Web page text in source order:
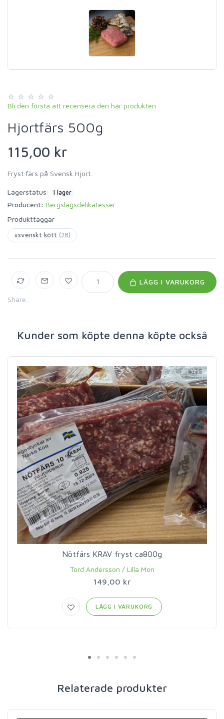
Bli den första att recensera den här produkten
Hjortfärs 500g
115,00 kr
Fryst färs på Svensk Hjort.
Lagerstatus: I lager
Producent: Bergslagsdelikatesser
Produkttaggar
#svenskt kött (28)
Share:
LÄGG I VARUKORG
Kunder som köpte denna köpte också
Nötfärs KRAV fryst ca800g
Tord Andersson / Lilla Mon
149,00 kr
LÄGG I VARUKORG
Relaterade produkter